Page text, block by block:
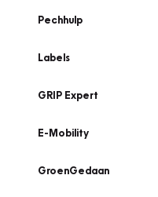
Pechhulp
Labels
GRIP Expert
E-Mobility
GroenGedaan